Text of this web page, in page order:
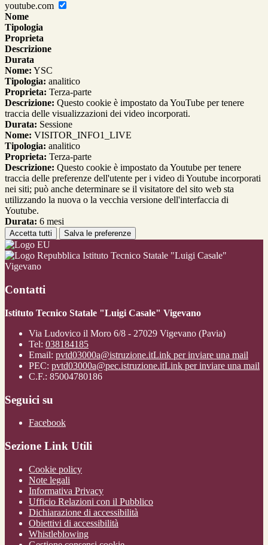
youtube.com
Nome
Tipologia
Proprieta
Descrizione
Durata
Nome: YSC
Tipologia: analitico
Proprieta: Terza-parte
Descrizione: Questo cookie è impostato da YouTube per tenere
traccia delle visualizzazioni dei video incorporati.
Durata: Sessione
Nome: VISITOR_INFO1_LIVE
Tipologia: analitico
Proprieta: Terza-parte
Descrizione: Questo cookie è impostato da Youtube per tenere
traccia delle preferenze dell'utente per i video di Youtube incorporati
nei siti; può anche determinare se il visitatore del sito web sta
utilizzando la nuova o la vecchia versione dell'interfaccia di
Youtube.
Durata: 6 mesi
Accetta tutti Salva le preferenze
Istituto Tecnico Statale "Luigi Casale"
Vigevano
Contatti
Istituto Tecnico Statale "Luigi Casale" Vigevano
Via Ludovico il Moro 6/8 - 27029 Vigevano (Pavia)
Tel: 038184185
Email: pvtd03000a@istruzione.itLink per inviare una mail
PEC: pvtd03000a@pec.istruzione.itLink per inviare una mail
C.F.: 85004780186
Seguici su
Facebook
Sezione Link Utili
Cookie policy
Note legali
Informativa Privacy
Ufficio Relazioni con il Pubblico
Dichiarazione di accessibilità
Obiettivi di accessibilità
Whistleblowing